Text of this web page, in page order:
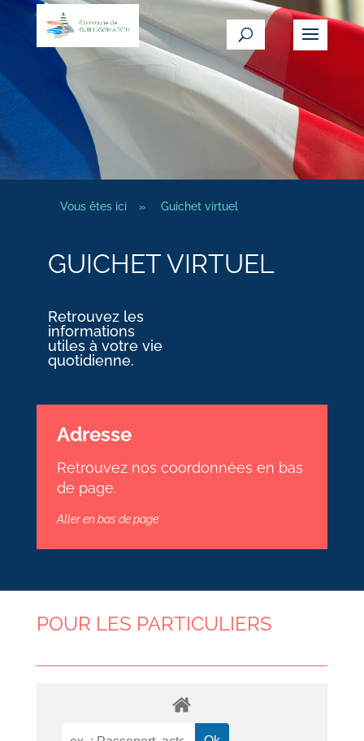
Vous êtes ici » Guichet virtuel
GUICHET VIRTUEL
Retrouvez les
informations
utiles à votre vie
quotidienne.
Adresse
Retrouvez nos coordonnées en bas
de page.
Aller en bas de page
POUR LES PARTICULIERS